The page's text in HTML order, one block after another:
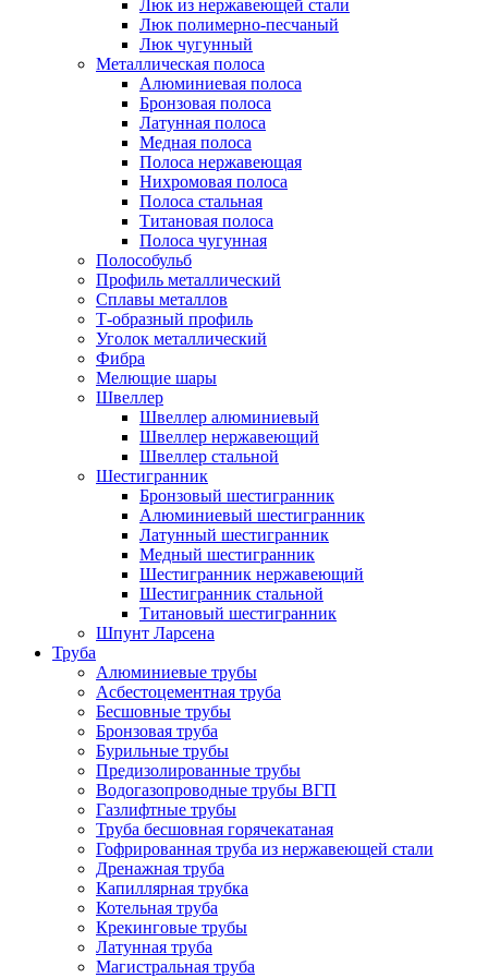
Люк из нержавеющей стали
Люк полимерно-песчаный
Люк чугунный
Металлическая полоса
Алюминиевая полоса
Бронзовая полоса
Латунная полоса
Медная полоса
Полоса нержавеющая
Нихромовая полоса
Полоса стальная
Титановая полоса
Полоса чугунная
Полособульб
Профиль металлический
Сплавы металлов
Т-образный профиль
Уголок металлический
Фибра
Мелющие шары
Швеллер
Швеллер алюминиевый
Швеллер нержавеющий
Швеллер стальной
Шестигранник
Бронзовый шестигранник
Алюминиевый шестигранник
Латунный шестигранник
Медный шестигранник
Шестигранник нержавеющий
Шестигранник стальной
Титановый шестигранник
Шпунт Ларсена
Труба
Алюминиевые трубы
Асбестоцементная труба
Бесшовные трубы
Бронзовая труба
Бурильные трубы
Предизолированные трубы
Водогазопроводные трубы ВГП
Газлифтные трубы
Труба бесшовная горячекатаная
Гофрированная труба из нержавеющей стали
Дренажная труба
Капиллярная трубка
Котельная труба
Крекинговые трубы
Латунная труба
Магистральная труба